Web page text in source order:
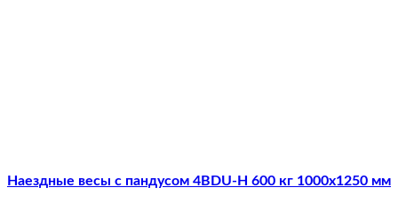
Наездные весы с пандусом 4BDU-Н 600 кг 1000х1250 мм